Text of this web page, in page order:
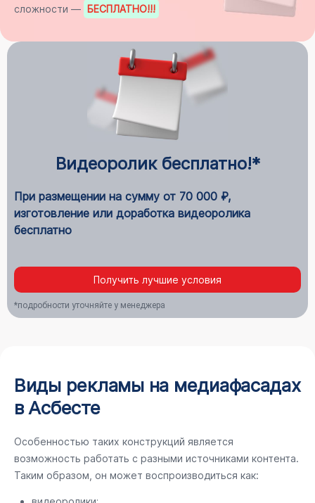
сложности — БЕСПЛАТНО!!!
Видеоролик бесплатно!*
При размещении на сумму от 70 000 ₽,
изготовление или доработка видеоролика
бесплатно
Получить лучшие условия
*подробности уточняйте у менеджера
Виды рекламы на медиафасадах
в Асбесте
Особенностью таких конструкций является
возможность работать с разными источниками контента.
Таким образом, он может воспроизводиться как: